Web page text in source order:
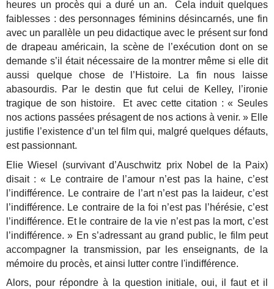
heures un procès qui a duré un an. Cela induit quelques
faiblesses : des personnages féminins désincarnés, une fin
avec un parallèle un peu didactique avec le présent sur fond
de drapeau américain, la scène de l’exécution dont on se
demande s’il était nécessaire de la montrer même si elle dit
aussi quelque chose de l’Histoire. La fin nous laisse
abasourdis. Par le destin que fut celui de Kelley, l’ironie
tragique de son histoire. Et avec cette citation : « Seules
nos actions passées présagent de nos actions à venir. » Elle
justifie l’existence d’un tel film qui, malgré quelques défauts,
est passionnant.
Elie Wiesel (survivant d’Auschwitz prix Nobel de la Paix)
disait : « Le contraire de l’amour n’est pas la haine, c’est
l’indifférence. Le contraire de l’art n’est pas la laideur, c’est
l’indifférence. Le contraire de la foi n’est pas l’hérésie, c’est
l’indifférence. Et le contraire de la vie n’est pas la mort, c’est
l’indifférence. » En s’adressant au grand public, le film peut
accompagner la transmission, par les enseignants, de la
mémoire du procès, et ainsi lutter contre l'indifférence.
Alors, pour répondre à la question initiale, oui, il faut et il